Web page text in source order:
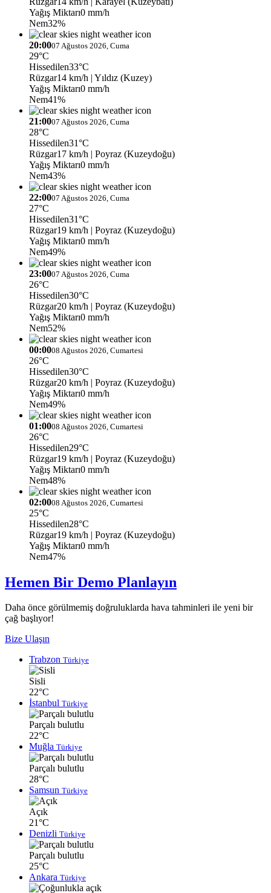
Yağış Miktarı0 mm/h
Nem32%
20:0007 Ağustos 2026, Cuma
29°C
Hissedilen33°C
Rüzgar14 km/h | Yıldız (Kuzey)
Yağış Miktarı0 mm/h
Nem41%
21:0007 Ağustos 2026, Cuma
28°C
Hissedilen31°C
Rüzgar17 km/h | Poyraz (Kuzeydoğu)
Yağış Miktarı0 mm/h
Nem43%
22:0007 Ağustos 2026, Cuma
27°C
Hissedilen31°C
Rüzgar19 km/h | Poyraz (Kuzeydoğu)
Yağış Miktarı0 mm/h
Nem49%
23:0007 Ağustos 2026, Cuma
26°C
Hissedilen30°C
Rüzgar20 km/h | Poyraz (Kuzeydoğu)
Yağış Miktarı0 mm/h
Nem52%
00:0008 Ağustos 2026, Cumartesi
26°C
Hissedilen30°C
Rüzgar20 km/h | Poyraz (Kuzeydoğu)
Yağış Miktarı0 mm/h
Nem49%
01:0008 Ağustos 2026, Cumartesi
26°C
Hissedilen29°C
Rüzgar19 km/h | Poyraz (Kuzeydoğu)
Yağış Miktarı0 mm/h
Nem48%
02:0008 Ağustos 2026, Cumartesi
25°C
Hissedilen28°C
Rüzgar19 km/h | Poyraz (Kuzeydoğu)
Yağış Miktarı0 mm/h
Nem47%
Hemen Bir Demo Planlayın
Daha önce görülmemiş doğruluklarda hava tahminleri ile yeni bir
çağ başlıyor!
Bize Ulaşın
Trabzon Türkiye
Sisli
22°C
İstanbul Türkiye
Parçalı bulutlu
22°C
Muğla Türkiye
Parçalı bulutlu
28°C
Samsun Türkiye
Açık
21°C
Denizli Türkiye
Parçalı bulutlu
25°C
Ankara Türkiye